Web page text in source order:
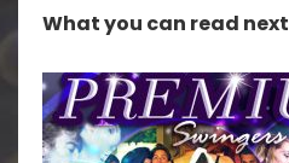
What you can read next